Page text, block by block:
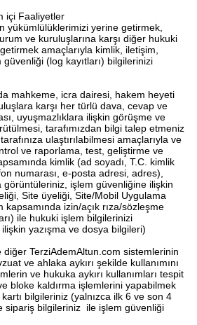
içi Faaliyetler
yükümlülüklerimizi yerine getirmek,
ve kuruluşlarına karşı diğer hukuki
amaçlarıyla kimlik, iletişim,
(log kayıtları) bilgilerinizi
mahkeme, icra dairesi, hakem heyeti
karşı her türlü dava, cevap ve
uyuşmazlıklara ilişkin görüşme ve
tarafımızdan bilgi talep etmeniz
ulaştırılabilmesi amaçlarıyla ve
ve raporlama, test, geliştirme ve
kimlik (ad soyadı, T.C. kimlik
numarası, e-posta adresi, adres),
görüntüleriniz, işlem güvenliğine ilişkin
Site üyeliği, Site/Mobil Uygulama
kapsamında izin/açık rıza/sözleşme
ile hukuki işlem bilgilerinizi
yazışma ve dosya bilgileri)
TerziAdemAltun.com sistemlerinin
ve ahlaka aykırı şekilde kullanımını
ve hukuka aykırı kullanımları tespit
bloke kaldırma işlemlerini yapabilmek
bilgileriniz (yalnızca ilk 6 ve son 4
sipariş bilgileriniz ile işlem güvenliği